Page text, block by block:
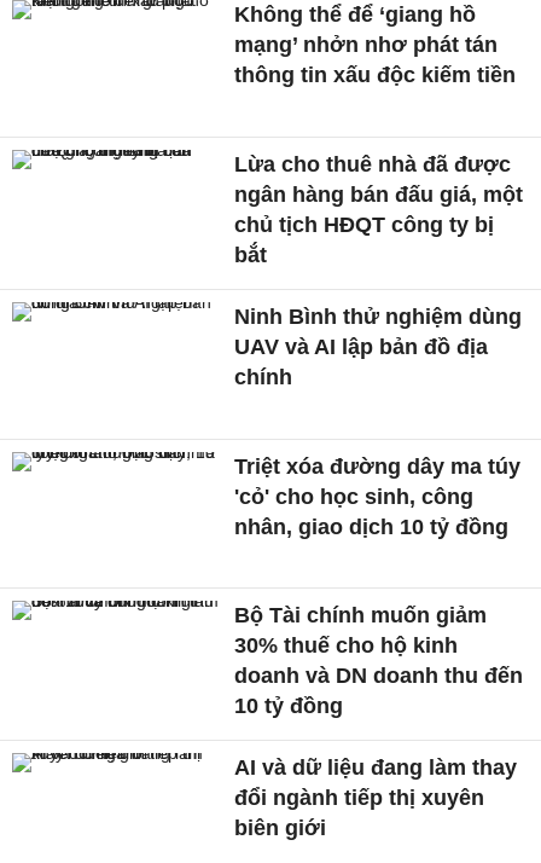
Không thể để ‘giang hồ
mạng’ nhởn nhơ phát tán
thông tin xấu độc kiếm tiền
Lừa cho thuê nhà đã được
ngân hàng bán đấu giá, một
chủ tịch HĐQT công ty bị
bắt
Ninh Bình thử nghiệm dùng
UAV và AI lập bản đồ địa
chính
Triệt xóa đường dây ma túy
'cỏ' cho học sinh, công
nhân, giao dịch 10 tỷ đồng
Bộ Tài chính muốn giảm
30% thuế cho hộ kinh
doanh và DN doanh thu đến
10 tỷ đồng
AI và dữ liệu đang làm thay
đổi ngành tiếp thị xuyên
biên giới